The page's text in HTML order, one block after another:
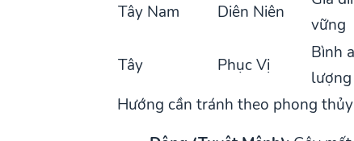
Tây Nam
Diên Niên
vững
Tây
Phục Vị
Bình
lượng
Hướng cần tránh theo phong